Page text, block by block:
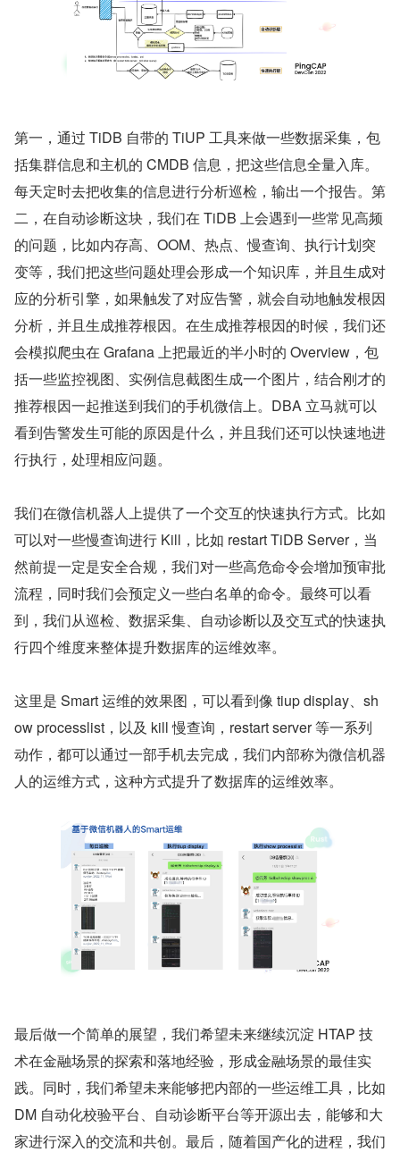
第一，通过 TiDB 自带的 TiUP 工具来做一些数据采集，包
括集群信息和主机的 CMDB 信息，把这些信息全量入库。
每天定时去把收集的信息进行分析巡检，输出一个报告。第
二，在自动诊断这块，我们在 TiDB 上会遇到一些常见高频
的问题，比如内存高、OOM、热点、慢查询、执行计划突
变等，我们把这些问题处理会形成一个知识库，并且生成对
应的分析引擎，如果触发了对应告警，就会自动地触发根因
分析，并且生成推荐根因。在生成推荐根因的时候，我们还
会模拟爬虫在 Grafana 上把最近的半小时的 Overview，包
括一些监控视图、实例信息截图生成一个图片，结合刚才的
推荐根因一起推送到我们的手机微信上。DBA 立马就可以
看到告警发生可能的原因是什么，并且我们还可以快速地进
行执行，处理相应问题。
我们在微信机器人上提供了一个交互的快速执行方式。比如
可以对一些慢查询进行 Kill，比如 restart TiDB Server，当
然前提一定是安全合规，我们对一些高危命令会增加预审批
流程，同时我们会预定义一些白名单的命令。最终可以看
到，我们从巡检、数据采集、自动诊断以及交互式的快速执
行四个维度来整体提升数据库的运维效率。
这里是 Smart 运维的效果图，可以看到像 tiup display、sh
ow processlist，以及 kill 慢查询，restart server 等一系列
动作，都可以通过一部手机去完成，我们内部称为微信机器
人的运维方式，这种方式提升了数据库的运维效率。
最后做一个简单的展望，我们希望未来继续沉淀 HTAP 技
术在金融场景的探索和落地经验，形成金融场景的最佳实
践。同时，我们希望未来能够把内部的一些运维工具，比如
DM 自动化校验平台、自动诊断平台等开源出去，能够和大
家进行深入的交流和共创。最后，随着国产化的进程，我们